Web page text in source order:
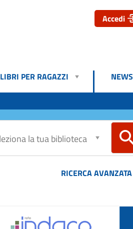
LIBRI PER RAGAZZI NEWS
Accedi
RICERCA AVANZATA